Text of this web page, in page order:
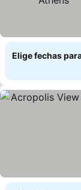
Elige fechas